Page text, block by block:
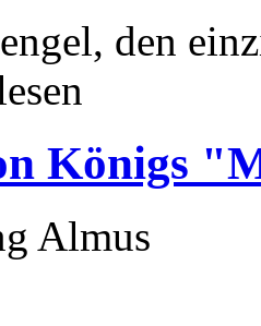
den
Königs
Almus